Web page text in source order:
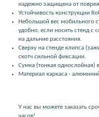
надежно защищена от
Устойчивость конструкции
Небольшой вес мобильного
удобно, если носить стенд с
на дальние расстояния.
Сверху на стенде клипса
скотч сильной фиксации.
Сумка (тонкая однослойная)
Материал каркаса -
У нас вы можете заказать
часов!